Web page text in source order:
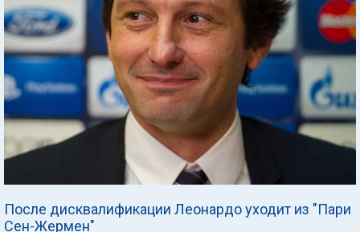
После дисквалификации Леонардо уходит из "Пари
Сен-Жермен"